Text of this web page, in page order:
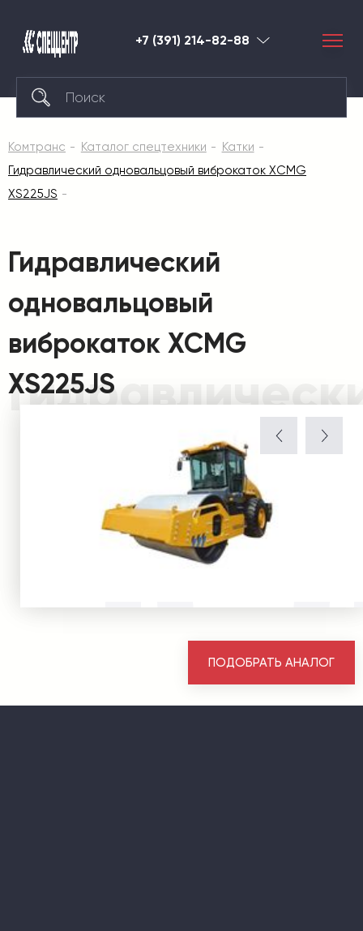
+7 (391) 214-82-88 Красноярск
Комтранс Каталог спецтехники
Катки
Гидравлический одновальцовый виброкаток XCMG
XS225JS
Гидравлический
одновальцовый
виброкаток XCMG
XS225JS
ПОДОБРАТЬ АНАЛОГ